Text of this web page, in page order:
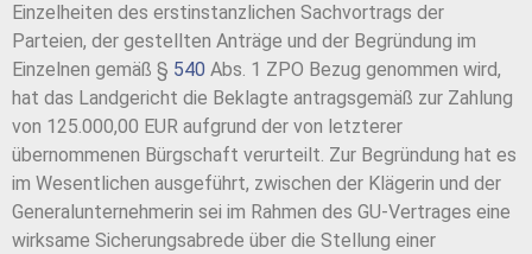
Einzelheiten des erstinstanzlichen Sachvortrags der
Parteien, der gestellten Anträge und der Begründung im
Einzelnen gemäß § 540 Abs. 1 ZPO Bezug genommen wird,
hat das Landgericht die Beklagte antragsgemäß zur Zahlung
von 125.000,00 EUR aufgrund der von letzterer
übernommenen Bürgschaft verurteilt. Zur Begründung hat es
im Wesentlichen ausgeführt, zwischen der Klägerin und der
Generalunternehmerin sei im Rahmen des GU-Vertrages eine
wirksame Sicherungsabrede über die Stellung einer